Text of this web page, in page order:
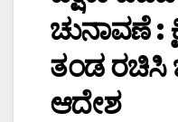
ಚುನಾವಣೆ :
ತಂಡ ರಚಿಸಿ
ಆದೇಶ